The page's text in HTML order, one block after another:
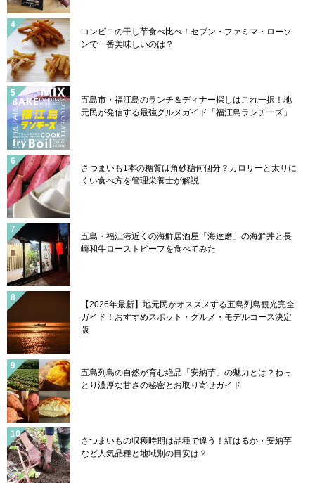
コンビニの干し芋食べ比べ！セブン・ファミマ・ローソ
ンで一番美味しいのは？
五島市・福江島のランチ＆ディナー探しはこれ一択！地
元民が発信する最強グルメガイド「福江島ランチーズ」
さつまいも1本の糖質は角砂糖何個分？カロリーと太りに
くい食べ方を管理栄養士が解説
五島・福江港近くの海鮮居酒屋「海達磨」の海鮮丼と長
崎和牛ローストビーフを食べてみた
【2026年最新】地元民がオススメする五島列島観光完全
ガイド！おすすめスポット・グルメ・モデルコース決定
版
五島列島の自然が育む絶品「安納芋」の魅力とは？ねっ
とり濃厚な甘さの秘密とお取り寄せガイド
さつまいもの収穫時期は品種で違う！紅はるか・安納芋
など人気品種と地域別の目安は？